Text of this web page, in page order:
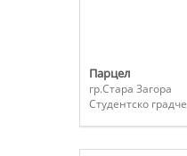
Парцел
гр.Стара Загора
Студентско градче